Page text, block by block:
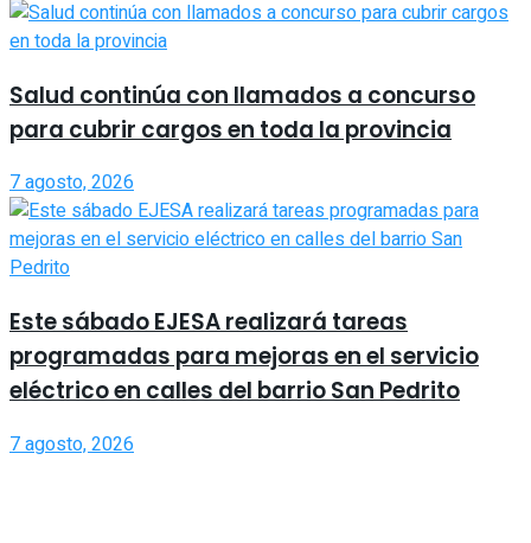
Salud continúa con llamados a concurso
para cubrir cargos en toda la provincia
7 agosto, 2026
Este sábado EJESA realizará tareas
programadas para mejoras en el servicio
eléctrico en calles del barrio San Pedrito
7 agosto, 2026